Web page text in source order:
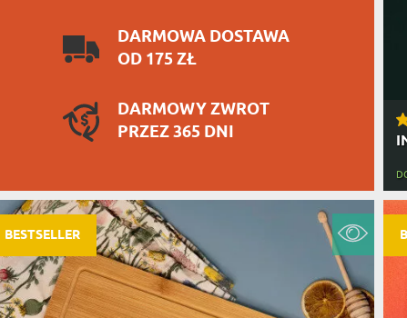
DARMOWA DOSTAWA
OD 175 ZŁ
DARMOWY ZWROT
PRZEZ 365 DNI
BESTSELLER